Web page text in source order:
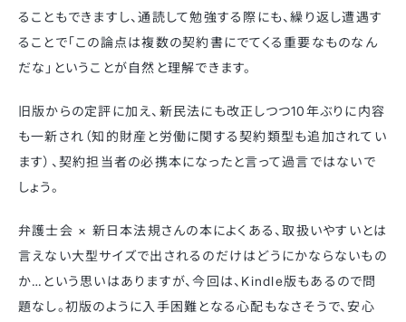
ることもできますし、通読して勉強する際にも、繰り返し遭遇す
ることで「この論点は複数の契約書にでてくる重要なものなん
だな」ということが自然と理解できます。
旧版からの定評に加え、新民法にも改正しつつ10年ぶりに内容
も一新され（知的財産と労働に関する契約類型も追加されてい
ます）、契約担当者の必携本になったと言って過言ではないで
しょう。
弁護士会 × 新日本法規さんの本によくある、取扱いやすいとは
言えない大型サイズで出されるのだけはどうにかならないもの
か…という思いはありますが、今回は、Kindle版もあるので問
題なし。初版のように入手困難となる心配もなさそうで、安心